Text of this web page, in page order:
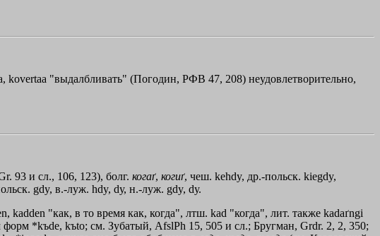
kovertaa "выдалбливать" (Погодин, РФВ 47, 208) неудовлетворительно,
93 и сл., 106, 123), болг. когаґ, когиґ, чеш. kehdy, др.-польск. kiegdy,
gdy, в.-луж. hdy, dу, н.-луж. gdy, dу.
kadden "как, в то время как, когда", лтш. kаd "когда", лит. также kadaґngi
*kъdе, kъtо; см. Зубатый, AfslPh 15, 505 и сл.; Бругман, Grdr. 2, 2, 350;